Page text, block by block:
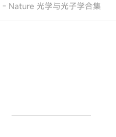
- Nature 光学与光子学合集